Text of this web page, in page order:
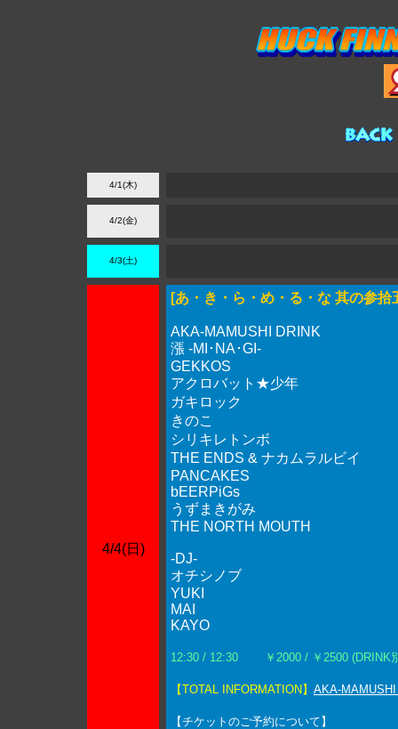
4/1(木)
4/2(金)
4/3(土)
4/4(日)
[あ・き・ら・め・る・な 其の参拾
AKA-MAMUSHI DRINK
漲 -MI･NA･GI-
GEKKOS
アクロバット★少年
ガキロック
きのこ
シリキレトンボ
THE ENDS & ナカムラルビイ
PANCAKES
bEERPiGs
うずまきがみ
THE NORTH MOUTH
-DJ-
オチシノブ
YUKI
MAI
KAYO
12:30 / 12:30 ￥2000 / ￥2500 (DRINK
【TOTAL INFORMATION】 AKA-
【チケットのご予約について】